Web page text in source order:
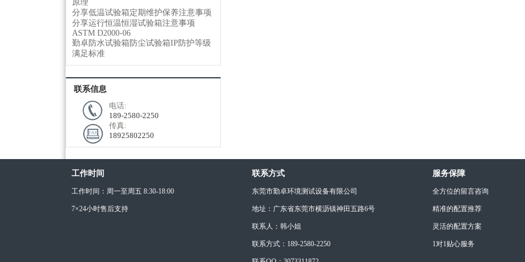
原理
分享低温试验箱定期维护保养注意事项
分享运行恒温恒湿试验箱注意事项
ASTM D2000-06
勤卓防水试验箱防尘试验箱IP防护等级
满足标准
联系信息
电话:
189-2580-2250
传真:
18925802250
工作时间
工作时间：周一至周五 8:30-18:00
7×24小时售后支持
联系方式
东莞市勤卓环境测试设备有限公司
地址：广东省东莞市横沥镇神田五路6号
联系人：韩小姐
联系方式：189-2580-2250
服务保障
全方位的留言咨询
精准的配置推荐
灵活的配置方案
1对1贴心服务